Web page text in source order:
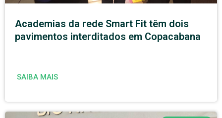
Academias da rede Smart Fit têm dois
pavimentos interditados em Copacabana
SAIBA MAIS